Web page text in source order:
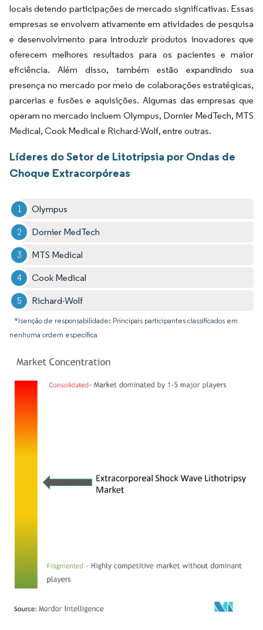
locais detendo participações de mercado significativas. Essas
empresas se envolvem ativamente em atividades de pesquisa
e desenvolvimento para introduzir produtos inovadores que
oferecem melhores resultados para os pacientes e maior
eficiência. Além disso, também estão expandindo sua
presença no mercado por meio de colaborações estratégicas,
parcerias e fusões e aquisições. Algumas das empresas que
operam no mercado incluem Olympus, Dornier MedTech, MTS
Medical, Cook Medical e Richard-Wolf, entre outras.
Líderes do Setor de Litotripsia por Ondas de
Choque Extracorpóreas
Olympus
Dornier MedTech
MTS Medical
Cook Medical
Richard-Wolf
*Isenção de responsabilidade: Principais participantes classificados em
nenhuma ordem específica